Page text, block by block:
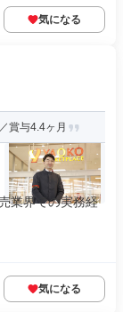
気になる
賞与4.4ヶ月
業界での実務経
気になる